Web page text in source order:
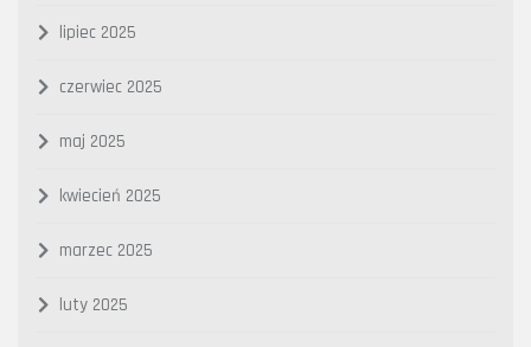
lipiec 2025
czerwiec 2025
maj 2025
kwiecień 2025
marzec 2025
luty 2025